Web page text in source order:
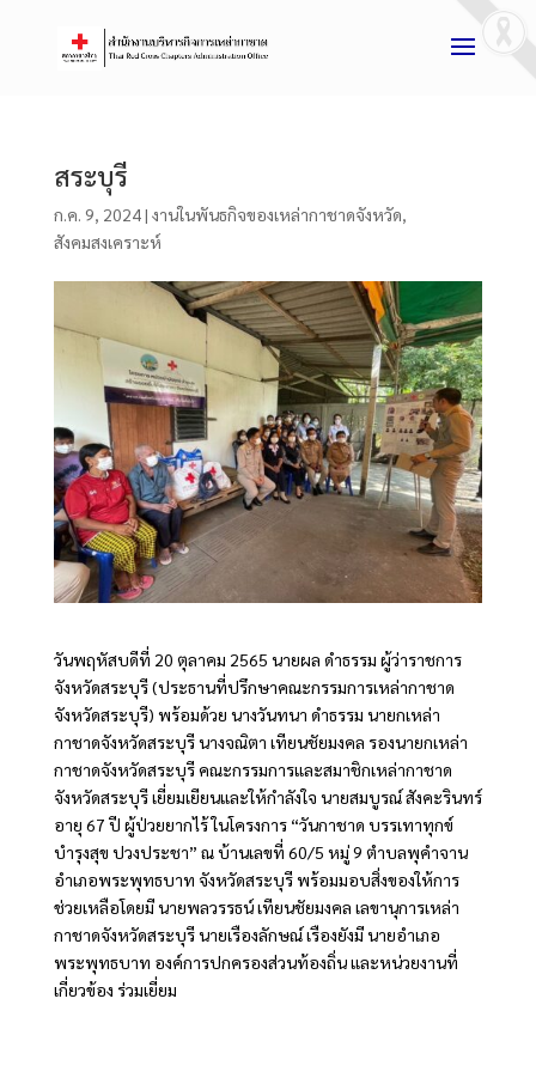
สระบุรี
ก.ค. 9, 2024| งานในพันธกิจของเหล่ากาชาดจังหวัด,
สังคมสงเคราะห์
วันพฤหัสบดีที่ 20 ตุลาคม 2565 นายผล ดำธรรม ผู้ว่าราชการ
จังหวัดสระบุรี (ประธานที่ปรึกษาคณะกรรมการเหล่ากาชาด
จังหวัดสระบุรี) พร้อมด้วย นางวันทนา ดำธรรม นายกเหล่า
กาชาดจังหวัดสระบุรี นางจณิตา เทียนชัยมงคล รองนายกเหล่า
กาชาดจังหวัดสระบุรี คณะกรรมการและสมาชิกเหล่ากาชาด
จังหวัดสระบุรี เยี่ยมเยียนและให้กำลังใจ นายสมบูรณ์ สังคะรินทร์
อายุ 67 ปี ผู้ป่วยยากไร้ ในโครงการ “วันกาชาด บรรเทาทุกข์
บำรุงสุข ปวงประชา” ณ บ้านเลขที่ 60/5 หมู่ 9 ตำบลพุคำจาน
อำเภอพระพุทธบาท จังหวัดสระบุรี พร้อมมอบสิ่งของให้การ
ช่วยเหลือโดยมี นายพลวรรธน์ เทียนชัยมงคล เลขานุการเหล่า
กาชาดจังหวัดสระบุรี นายเรืองลักษณ์ เรืองยังมี นายอำเภอ
พระพุทธบาท องค์การปกครองส่วนท้องถิ่น และหน่วยงานที่
เกี่ยวข้อง ร่วมเยี่ยม